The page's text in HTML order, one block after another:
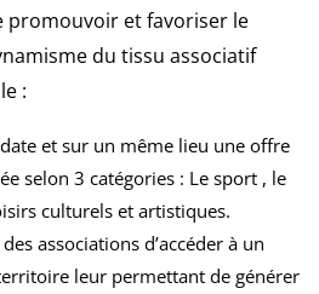
promouvoir et favoriser le
du tissu associatif
:
et sur un même lieu une offre
selon 3 catégories : Le sport , le
culturels et artistiques.
associations d’accéder à un
leur permettant de générer